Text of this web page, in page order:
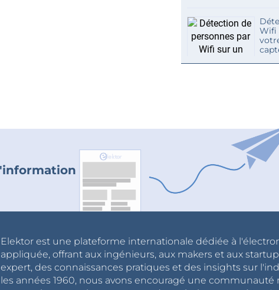
Wifi
Elektor est une plateforme internationale dédiée à
appliquée, offrant aux ingénieurs, aux makers et aux
expert, des connaissances pratiques et des insights sur
les années 1960, nous avons encouragé une communauté